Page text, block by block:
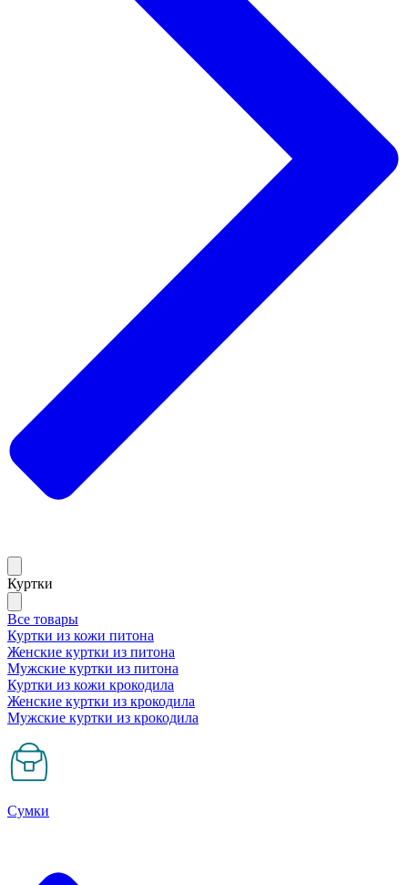
Куртки
Все товары
Куртки из кожи питона
Женские куртки из питона
Мужские куртки из питона
Куртки из кожи крокодила
Женские куртки из крокодила
Мужские куртки из крокодила
Сумки